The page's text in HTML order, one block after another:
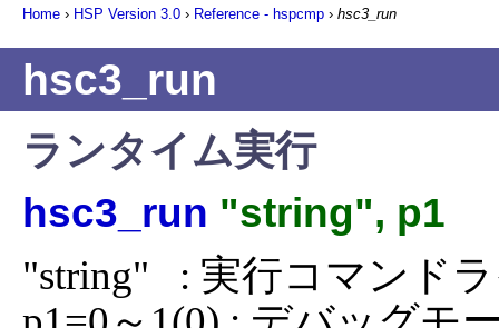
Home › HSP Version 3.0 › Reference - hspcmp › hsc3_run
hsc3_run
ランタイム実行
hsc3_run "string", p1
"string"   : 実行コマンド